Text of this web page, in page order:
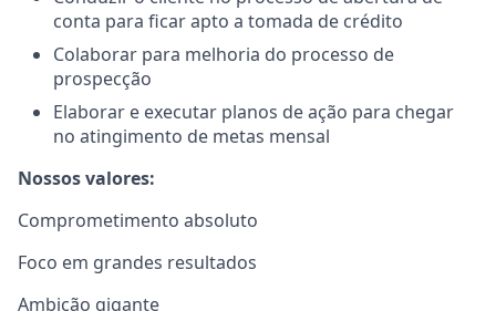
conta para ficar apto a tomada de crédito
Colaborar para melhoria do processo de
prospecção
Elaborar e executar planos de ação para chegar
no atingimento de metas mensal
Nossos valores:
Comprometimento absoluto
Foco em grandes resultados
Ambição gigante